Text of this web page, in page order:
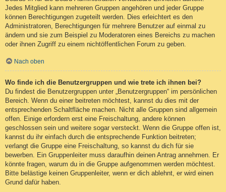
Jedes Mitglied kann mehreren Gruppen angehören und jeder Gruppe
können Berechtigungen zugeteilt werden. Dies erleichtert es den
Administratoren, Berechtigungen für mehrere Benutzer auf einmal zu
ändern und sie zum Beispiel zu Moderatoren eines Bereichs zu machen
oder ihnen Zugriff zu einem nichtöffentlichen Forum zu geben.
Nach oben
Wo finde ich die Benutzergruppen und wie trete ich ihnen bei?
Du findest die Benutzergruppen unter „Benutzergruppen“ im persönlichen
Bereich. Wenn du einer beitreten möchtest, kannst du dies mit der
entsprechenden Schaltfläche machen. Nicht alle Gruppen sind allgemein
offen. Einige erfordern erst eine Freischaltung, andere können
geschlossen sein und weitere sogar versteckt. Wenn die Gruppe offen ist,
kannst du ihr einfach durch die entsprechende Funktion beitreten;
verlangt die Gruppe eine Freischaltung, so kannst du dich für sie
bewerben. Ein Gruppenleiter muss daraufhin deinen Antrag annehmen. Er
könnte fragen, warum du in die Gruppe aufgenommen werden möchtest.
Bitte belästige keinen Gruppenleiter, wenn er dich ablehnt, er wird einen
Grund dafür haben.